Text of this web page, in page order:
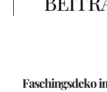
Faschingsdeko